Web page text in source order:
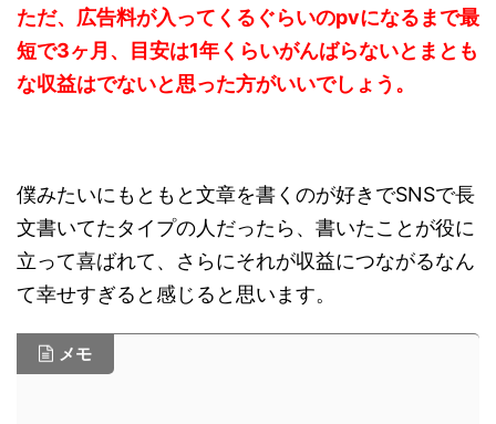
ただ、広告料が入ってくるぐらいのpvになるまで最
短で3ヶ月、目安は1年くらいがんばらないとまとも
な収益はでないと思った方がいいでしょう。
僕みたいにもともと文章を書くのが好きでSNSで長
文書いてたタイプの人だったら、書いたことが役に
立って喜ばれて、さらにそれが収益につながるなん
て幸せすぎると感じると思います。
メモ